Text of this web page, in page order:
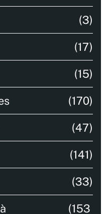
(3)
(17)
(15)
(170)
(47)
(141)
(33)
(153